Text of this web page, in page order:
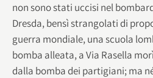
non sono stati uccisi nel
Dresda, bensì strangolati di
guerra mondiale, una scuola
bomba alleata, a Via Rasella
dalla bomba dei partigiani; ma